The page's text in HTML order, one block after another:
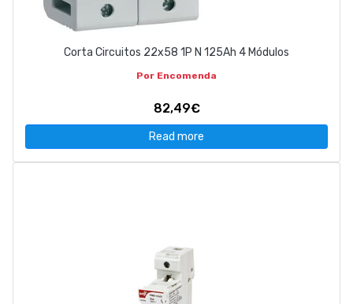
Corta Circuitos 22x58 1P N 125Ah 4 Módulos
Por Encomenda
82,49€
Read more